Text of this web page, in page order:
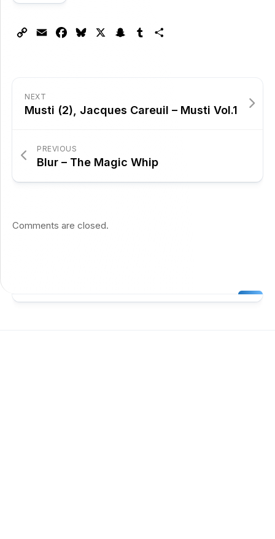
Copy Email FacebookBluesky Snapchat
Tumblr
NEXT
Musti (2), Jacques Careuil – Musti Vol.1
PREVIOUS
Blur – The Magic Whip
Comments are closed.